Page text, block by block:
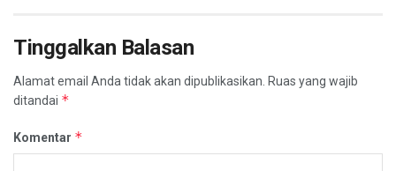
Tinggalkan Balasan
Alamat email Anda tidak akan dipublikasikan. Ruas yang wajib
ditandai *
Komentar *